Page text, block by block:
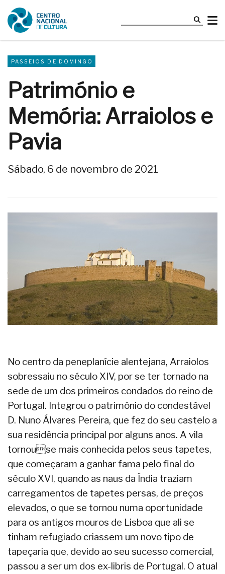
PASSEIOS DE DOMINGO
Património e
Memória: Arraiolos e
Pavia
Sábado, 6 de novembro de 2021
No centro da peneplanície alentejana, Arraiolos
sobressaiu no século XIV, por se ter tornado na
sede de um dos primeiros condados do reino de
Portugal. Integrou o património do condestável
D. Nuno Álvares Pereira, que fez do seu castelo a
sua residência principal por alguns anos. A vila
tornouse mais conhecida pelos seus tapetes,
que começaram a ganhar fama pelo final do
século XVI, quando as naus da Índia traziam
carregamentos de tapetes persas, de preços
elevados, o que se tornou numa oportunidade
para os antigos mouros de Lisboa que ali se
tinham refugiado criassem um novo tipo de
tapeçaria que, devido ao seu sucesso comercial,
passou a ser um dos ex-libris de Portugal. O atual